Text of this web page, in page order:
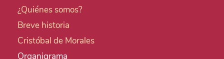
¿Quiénes somos?
Breve historia
Cristóbal de Morales
Organigrama